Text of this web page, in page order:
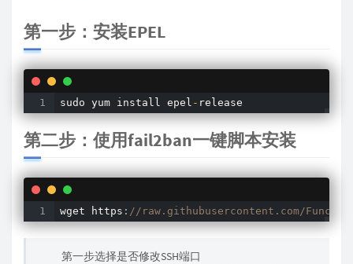
第一步：安装EPEL
sudo yum install epel - release
第二步：使用fail2ban一键脚本安装
wget https : //raw.githubusercontent.com/
第一步选择是否修改SSH端口